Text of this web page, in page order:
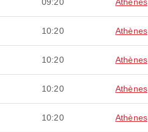
10:20 Athènes
10:20 Athènes
10:20 Athènes
10:20 Athènes